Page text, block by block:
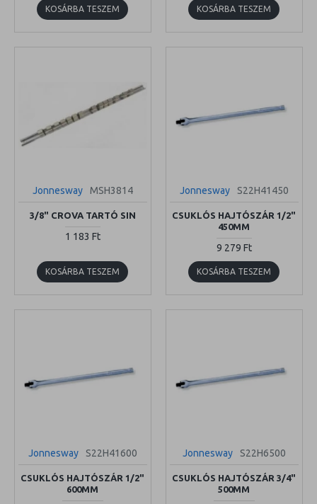
KOSÁRBA TESZEM KOSÁRBA TESZEM
Jonnesway MSH3814
3/8" CROVA TARTÓ SIN
1 183 Ft
KOSÁRBA TESZEM
Jonnesway S22H41450
CSUKLÓS HAJTÓSZÁR 1/2"
450MM
9 279 Ft
KOSÁRBA TESZEM
Jonnesway S22H41600
CSUKLÓS HAJTÓSZÁR 1/2"
600MM
Jonnesway S22H6500
CSUKLÓS HAJTÓSZÁR 3/4"
500MM